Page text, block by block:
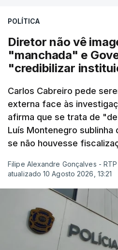
próprios um esforço
para podermos atuar na
combate aos incêndios
",
Montenegro em Fafe, à
No fim de semana,
afirmou que tem
de se melhorar "a
de resposta” no
Independente, que
ficou por fazer depois
anteriores, dos
Montenegro frisou ainda que
POLÍTICA
Diretor não vê
"manchada" e
"credibilizar
Carlos Cabreiro pede
externa face às
afirma que se trata de
Luís Montenegro sublinha
se não houvesse
Filipe Alexandre Gonçalves - RTP
atualizado 10 Agosto 2026, 13:21